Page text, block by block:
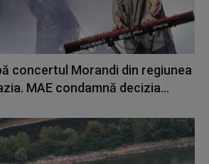
concertul Morandi din regiunea
MAE condamnă decizia...